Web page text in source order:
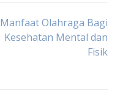
Manfaat Olahraga Bagi
Kesehatan Mental dan
Fisik